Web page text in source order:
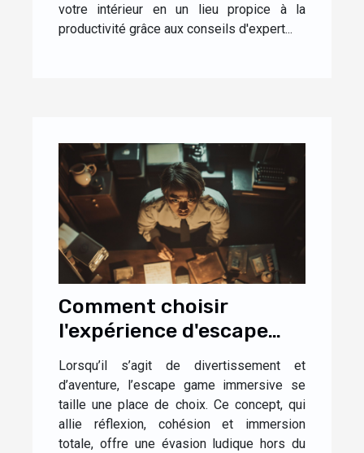
votre intérieur en un lieu propice à la
productivité grâce aux conseils d'expert...
Comment choisir
l'expérience d'escape
game immersive idéale
pour vous
Lorsqu’il s’agit de divertissement et
d’aventure, l’escape game immersive se
taille une place de choix. Ce concept, qui
allie réflexion, cohésion et immersion
totale, offre une évasion ludique hors du